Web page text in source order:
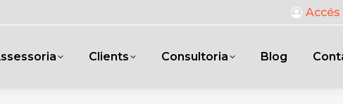
Clients Consultoria Blog